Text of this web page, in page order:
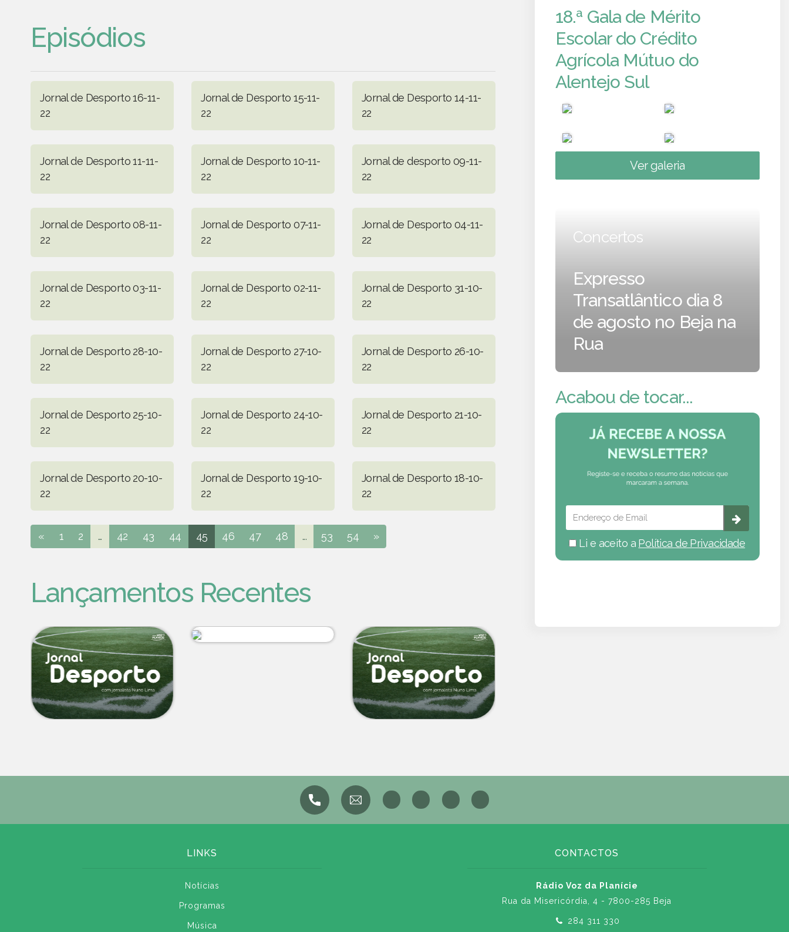
Episódios
Jornal de Desporto 16-11-
22
Jornal de Desporto 15-11-
22
Jornal de Desporto 14-11-
22
Jornal de Desporto 11-11-
22
Jornal de Desporto 10-11-
22
Jornal de desporto 09-11-
22
Jornal de Desporto 08-11-
22
Jornal de Desporto 07-11-
22
Jornal de Desporto 04-11-
22
Jornal de Desporto 03-11-
22
Jornal de Desporto 02-11-
22
Jornal de Desporto 31-10-
22
Jornal de Desporto 28-10-
22
Jornal de Desporto 27-10-
22
Jornal de Desporto 26-10-
22
Jornal de Desporto 25-10-
22
Jornal de Desporto 24-10-
22
Jornal de Desporto 21-10-
22
Jornal de Desporto 20-10-
22
Jornal de Desporto 19-10-
22
Jornal de Desporto 18-10-
22
« 1 2 ... 42 43 44 45 46 47 48 ... 53 54 »
Lançamentos Recentes
18.ª Gala de Mérito
Escolar do Crédito
Agrícola Mútuo do
Alentejo Sul
Ver galeria
Concertos
Expresso
Transatlântico dia 8
de agosto no Beja na
Rua
Acabou de tocar...
Li e aceito a Política de Privacidade
LINKS
Notícias
Programas
Música
CONTACTOS
Rádio Voz da Planície
Rua da Misericórdia, 4 - 7800-285 Beja
284 311 330